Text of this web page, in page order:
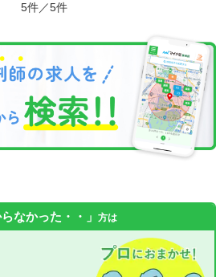
5件／5件
なかった・・」 方は